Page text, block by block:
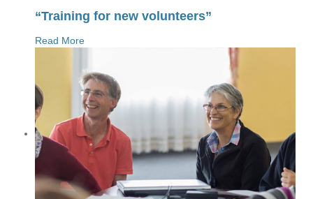
“Training for new volunteers”
Read More